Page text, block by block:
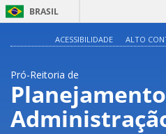
BRASIL
ACESSIBILIDADE ALTO
Pró-Reitoria de